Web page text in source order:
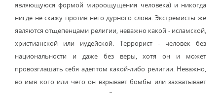
являющуюся формой мироощущения человека) и никогда
нигде не скажу против него дурного слова. Экстремисты же
являются отщепенцами религии, неважно какой - исламской,
христианской или иудейской. Террорист - человек без
национальности и даже без веры, хотя он и может
провозглашать себя адептом какой-либо религии. Неважно,
во имя кого или чего он взрывает бомбы или захватывает